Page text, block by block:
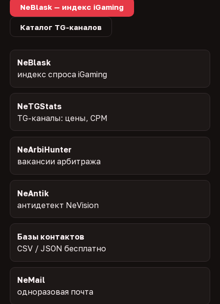
NeBlask — индекс iGaming
Каталог TG-каналов
NeBlask
индекс спроса iGaming
NeTGStats
TG-каналы: цены, CPM
NeArbiHunter
вакансии арбитража
NeAntik
антидетект NeVision
Базы контактов
CSV / JSON бесплатно
NeMail
одноразовая почта